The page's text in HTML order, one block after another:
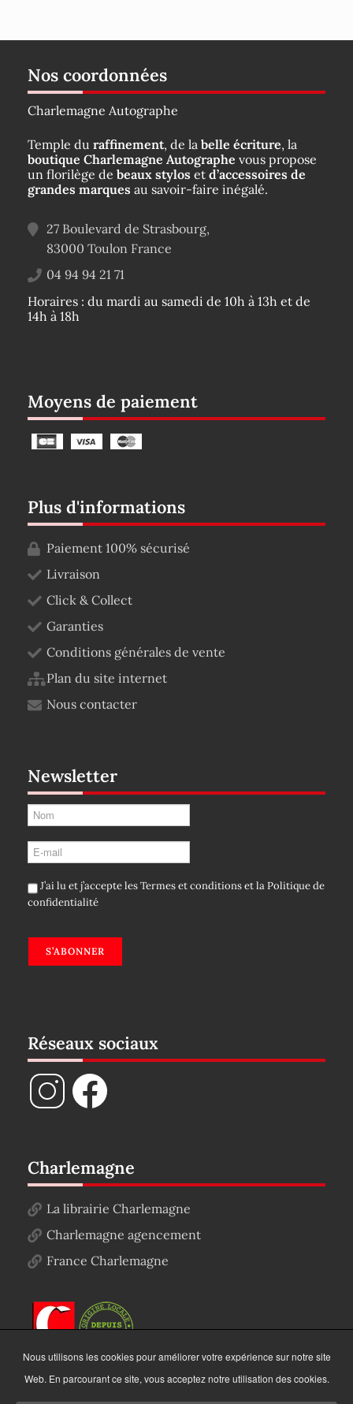
Nos coordonnées
Charlemagne Autographe
Temple du raffinement, de la belle écriture, la
boutique Charlemagne Autographe vous propose
un florilège de beaux stylos et d’accessoires de
grandes marques au savoir-faire inégalé.
27 Boulevard de Strasbourg,
83000 Toulon France
04 94 94 21 71
Horaires : du mardi au samedi de 10h à 13h et de
14h à 18h
Moyens de paiement
Plus d'informations
Paiement 100% sécurisé
Livraison
Click & Collect
Garanties
Conditions générales de vente
Plan du site internet
Nous contacter
Newsletter
J’ai lu et j’accepte lesTermes et conditionset laPolitique de
confidentialité
S’ABONNER
Réseaux sociaux
Charlemagne
La librairie Charlemagne
Charlemagne agencement
France Charlemagne
Nous utilisons les cookies pour améliorer votre expérience sur notre site
Web. En parcourant ce site, vous acceptez notre utilisation des cookies.